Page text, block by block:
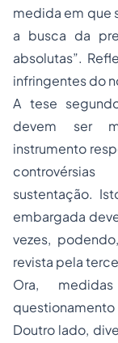
medida em que
a busca da
absolutas”.
infringentes do
A tese
devem ser
instrumento
sustentação.
embargada
vezes,
revista pela
Ora,
Doutro lado,